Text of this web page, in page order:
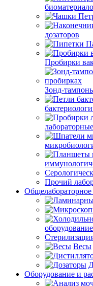
дозаторов
Пробирки
Зонд-
лабораторные
Прочий
Общелабораторное
оборудование
Весы
Оборудование и